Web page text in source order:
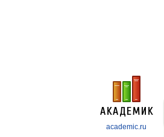
academic.ru